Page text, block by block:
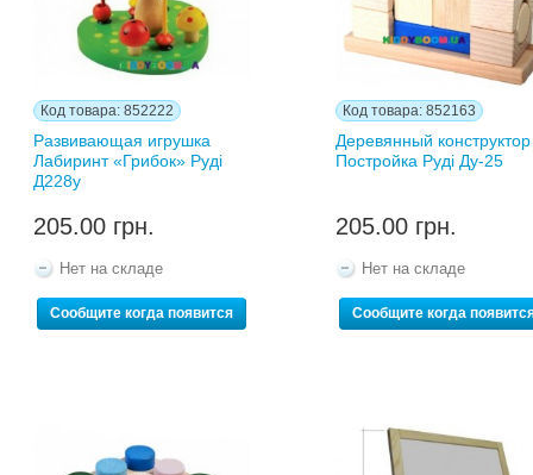
Код товара: 852222
Развивающая игрушка
Лабиринт «Грибок» Руді
Д228у
205.00 грн.
Нет на складе
Сообщите когда появится
Код товара: 852163
Деревянный конструктор
Постройка Руді Ду-25
205.00 грн.
Нет на складе
Сообщите когда